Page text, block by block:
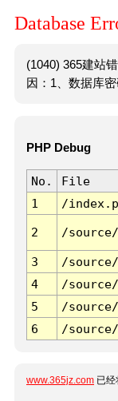
Database
(1040) 365建站
因：1、数据库
PHP Debug
No. File
1
/
2 /
3 /
4
/
5
/
6
/
www.365jz.com 已